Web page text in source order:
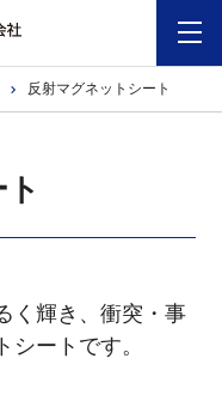
反射マグネットシート
く輝き、衝突・事
ートです。